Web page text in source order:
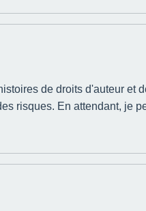
de droits d'auteur et
risques. En attendant, je